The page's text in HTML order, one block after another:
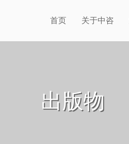
首页 关于中咨
出版物